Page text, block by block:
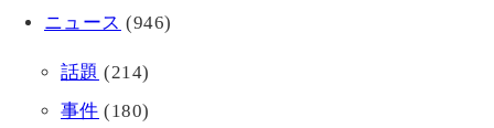
ニュース (946)
話題 (214)
事件 (180)